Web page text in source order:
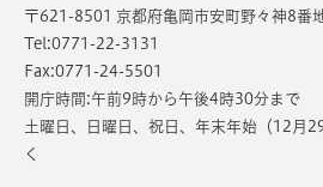
〒621-8501 京都府亀岡市安町野々神8番
Tel:0771-22-3131
Fax:0771-24-5501
開庁時間:午前9時から午後4時30分まで
土曜日、日曜日、祝日、年末年始（12月
く